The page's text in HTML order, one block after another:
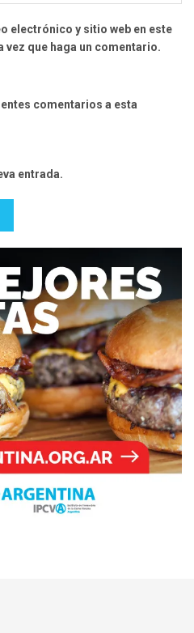
electrónico y sitio web en este
vez que haga un comentario.
comentarios a esta
entrada.